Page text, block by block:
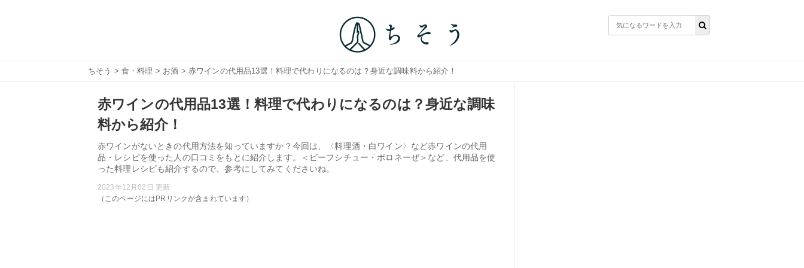
ちそう > 食・料理 > お酒 > 赤ワインの代用品13選！料理で代わりになるのは？身近な調味料から紹介！
赤ワインの代用品13選！料理で代わりになるのは？身近な調味
料から紹介！
赤ワインがないときの代用方法を知っていますか？今回は、〈料理酒・白ワイン〉など赤ワインの代用
品・レシピを使った人の口コミをもとに紹介します。＜ビーフシチュー・ポロネーぜ＞など、代用品を使
った料理レシピも紹介するので、参考にしてみてくださいね。
2023年12月02日 更新
（このページにはPRリンクが含まれています）